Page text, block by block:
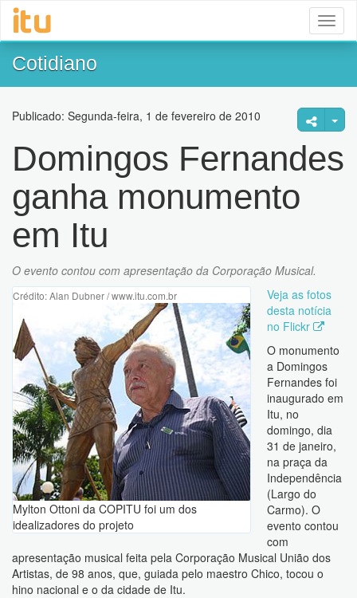
Cotidiano
Publicado: Segunda-feira, 1 de fevereiro de 2010
Domingos Fernandes
ganha monumento
em Itu
O evento contou com apresentação da Corporação Musical.
Crédito: Alan Dubner / www.itu.com.br
Mylton Ottoni da COPITU foi um dos
idealizadores do projeto
Veja as fotos
desta notícia
no Flickr
O monumento
a Domingos
Fernandes foi
inaugurado em
Itu, no
domingo, dia
31 de janeiro,
na praça da
Independência
(Largo do
Carmo). O
evento contou
com
apresentação musical feita pela Corporação Musical União dos
Artistas, de 98 anos, que, guiada pelo maestro Chico, tocou o
hino nacional e o da cidade de Itu.